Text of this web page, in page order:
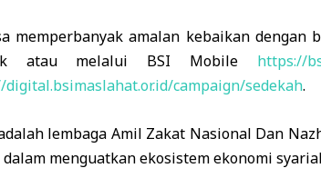
memperbanyak amalan kebaikan dengan
atau melalui BSI Mobile https://
campaign/sedekah.
lembaga Amil Zakat Nasional Dan
menguatkan ekosistem ekonomi